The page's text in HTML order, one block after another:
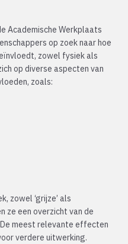
Academische Werkplaats
op zoek naar hoe
zowel fysiek als
op diverse aspecten van
zoals:
zowel ‘grijze’ als
ze een overzicht van de
meest relevante effecten
verdere uitwerking.